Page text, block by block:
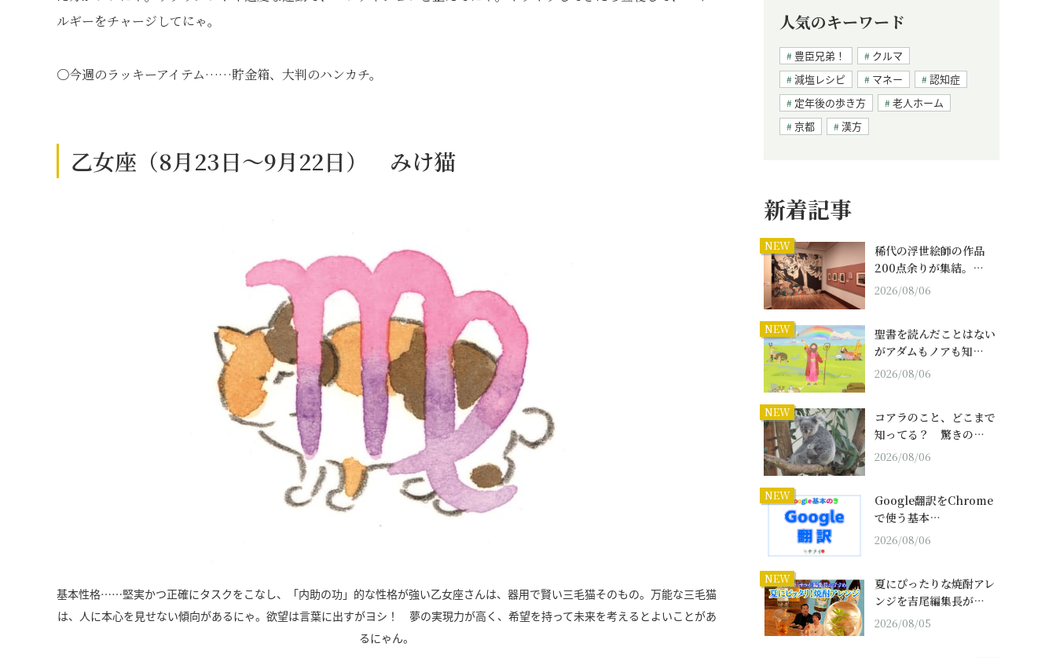
ルギーをチャージしてにゃ。
〇今週のラッキーアイテム……貯金箱、大判のハンカチ。
乙女座（8月23日～9月22日） みけ猫
基本性格……堅実かつ正確にタスクをこなし、「内助の功」的な性格が強い乙女座さんは、器用で賢い三毛猫そのもの。万能な三毛猫
は、人に本心を見せない傾向があるにゃ。欲望は言葉に出すがヨシ！ 夢の実現力が高く、希望を持って未来を考えるとよいことがあ
るにゃん。
人気のキーワード
豊臣兄弟！
クルマ
減塩レシピ
マネー
認知症
定年後の歩き方
老人ホーム
京都
漢方
新着記事
NEW
稀代の浮世絵師の作品
200点余りが集結。…
2026/08/06
NEW
聖書を読んだことはない
がアダムもノアも知…
2026/08/06
NEW
コアラのこと、どこまで
知ってる？ 驚きの…
2026/08/06
NEW
Google翻訳をChrome
で使う基本…
2026/08/06
NEW
夏にぴったりな焼酎アレ
ンジを吉尾編集長が…
2026/08/05